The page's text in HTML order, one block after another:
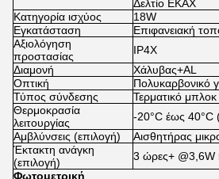
Δελτίο ΕΚΑΧ
Κατηγορία ισχύος
18W
Εγκατάσταση
Επιφανειακή
Αξιολόγηση
προστασίας
IP4X
Διαμονή
Χάλυβας+AL
Οπτική
Πολυκαρβονικό
Τύπος σύνδεσης
Τερματικό
Θερμοκρασία
λειτουργίας
-20°C έως 40°C
Αμβλύνσεις (επιλογή)
Αισθητήρας
Έκτακτη ανάγκη
(επιλογή)
3 ώρες+ @3,6W
Φωτομετρική